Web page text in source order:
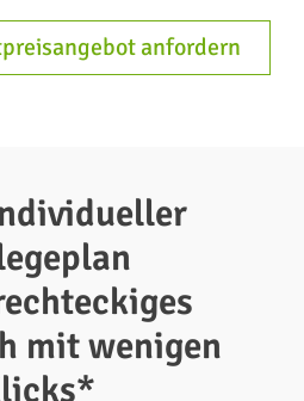
anfordern
mit wenigen